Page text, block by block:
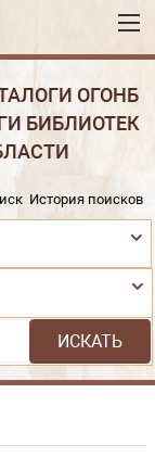
ОГОНБ
БИБЛИОТЕК
История поисков